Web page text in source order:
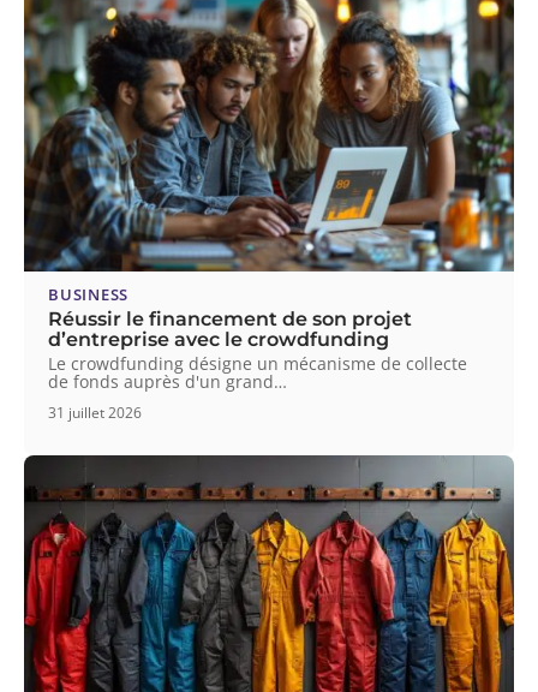
BUSINESS
Réussir le financement de son projet
d’entreprise avec le crowdfunding
Le crowdfunding désigne un mécanisme de collecte
de fonds auprès d'un grand…
31 juillet 2026